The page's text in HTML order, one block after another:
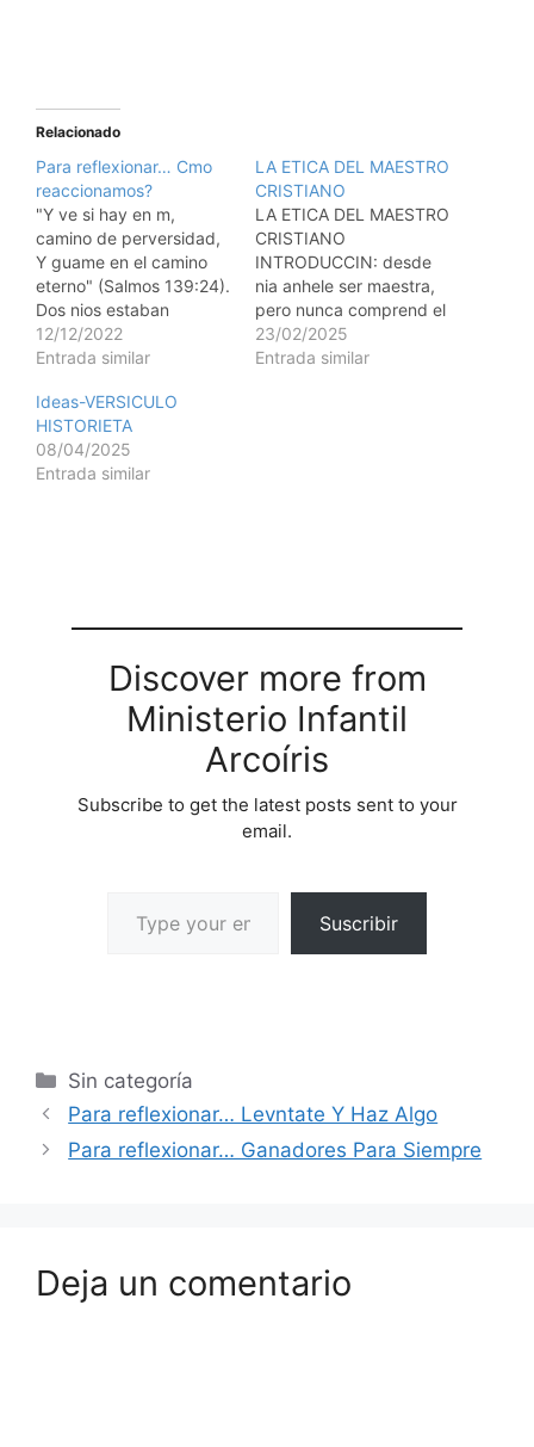
Relacionado
Para reflexionar… Cmo
reaccionamos?
"Y ve si hay en m,
camino de perversidad,
Y guame en el camino
eterno" (Salmos 139:24).
Dos nios estaban
hablando debajo de un
rbol. Uno de ellos dijo:
mi madre y escuch al
pastor decir que cuando
somos deshonestos,
Dios vuelve la cara…
12/12/2022
Entrada similar
LA ETICA DEL MAESTRO
CRISTIANO
LA ETICA DEL MAESTRO
CRISTIANO
INTRODUCCIN: desde
nia anhele ser maestra,
pero nunca comprend el
concepto de la tica en la
maestra cristiana, solo
23/02/2025
Entrada similar
Ideas-VERSICULO
HISTORIETA
08/04/2025
Entrada similar
Discover more from
Ministerio Infantil
Arcoíris
Subscribe to get the latest posts sent to your
email.
Suscribir
Sin categoría
Para reflexionar… Levntate Y Haz Algo
Para reflexionar… Ganadores Para Siempre
Deja un comentario